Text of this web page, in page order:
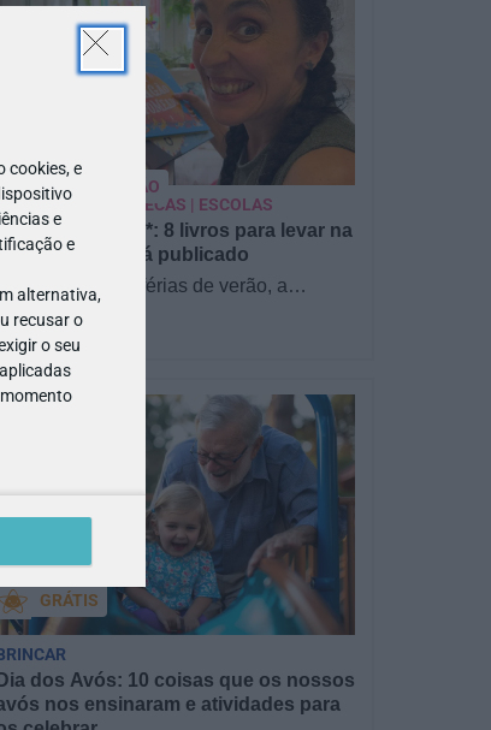
cookies, e
e
e
alternativa,
recusar o
o seu
visualização*: 8 livros para levar na
de férias - já publicado
celebrar as férias de verão, a
Estrelas & Ouriços fez uma parceria com
a Sofia Vieira, da livraria…
PRÉ-VISUALIZAÇÃO
E BIBLIOTECAS | ESCOLAS
Dia dos Avós: 10 coisas que os nossos
nos ensinaram e atividades para
GRÁTIS